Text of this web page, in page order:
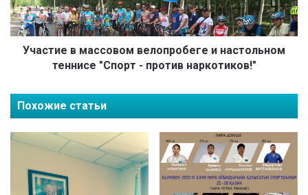
о
ж
д
я
е
в
м
о
о
м
Участие в массовом велопробеге и настольном
теннисе "Спорт - против наркотиков!"
Похожие статьи